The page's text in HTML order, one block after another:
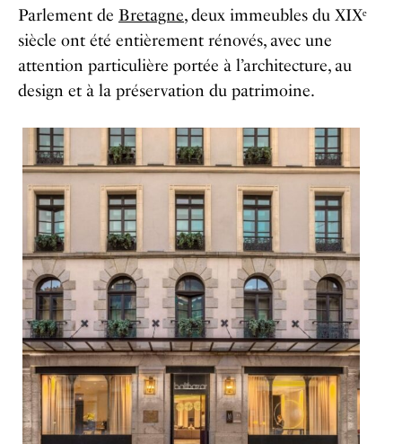
Parlement de Bretagne, deux immeubles du XIXᵉ
siècle ont été entièrement rénovés, avec une
attention particulière portée à l’architecture, au
design et à la préservation du patrimoine.